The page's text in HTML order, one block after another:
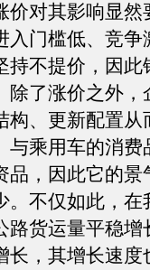
价对其影响显然
入门槛低、竞争
持不提价，因此
除了涨价之外，
构、更新配置从
与乘用车的消费
品，因此它的景
。不仅如此，在
路货运量平稳增
长，其增长速度